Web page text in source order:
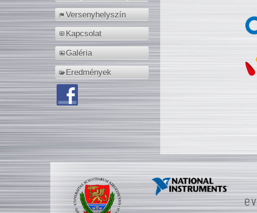
Versenyhelyszín
Kapcsolat
Galéria
Eredmények